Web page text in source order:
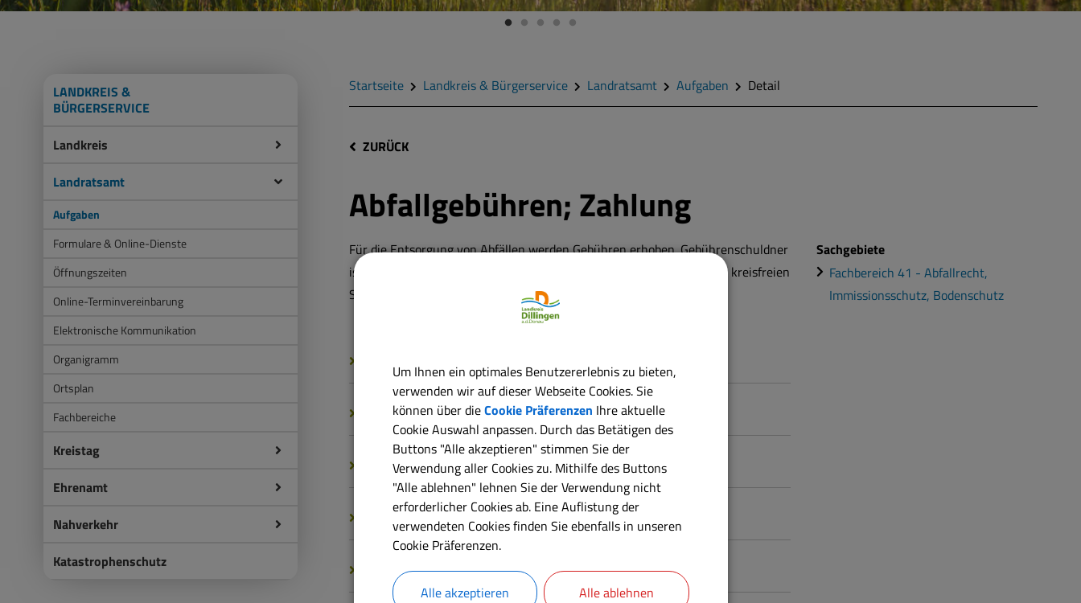
LANDKREIS &
BÜRGERSERVICE
Landkreis
Landratsamt
Aufgaben
Formulare & Online-Dienste
Öffnungszeiten
Online-Terminvereinbarung
Elektronische Kommunikation
Organigramm
Ortsplan
Fachbereiche
Kreistag
Ehrenamt
Nahverkehr
Katastrophenschutz
Startseite Landkreis & Bürgerservice Landratsamt Aufgaben Detail
ZURÜCK
Abfallgebühren; Zahlung
Für die Entsorgung von Abfällen werden Gebühren erhoben. Gebührenschuldner
ist, wer die Abfallentsorgungseinrichtungen des Landkreises oder der kreisfreien
Stadt benutzt.
Voraussetzungen
Verfahrensablauf
Fristen
Kosten
Sachgebiete
Fachbereich 41 - Abfallrecht,
Immissionsschutz, Bodenschutz
Um Ihnen ein optimales Benutzererlebnis zu bieten,
verwenden wir auf dieser Webseite Cookies. Sie
können über dieCookie Präferenzen Ihre aktuelle
Cookie Auswahl anpassen. Durch das Betätigen des
Buttons "Alle akzeptieren" stimmen Sie der
Verwendung aller Cookies zu. Mithilfe des Buttons
"Alle ablehnen" lehnen Sie der Verwendung nicht
erforderlicher Cookies ab. Eine Auflistung der
verwendeten Cookies finden Sie ebenfalls in unseren
Cookie Präferenzen.
Alle akzeptieren Alle ablehnen